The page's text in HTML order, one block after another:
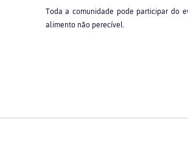
Toda a comunidade pode participar do
alimento não perecível.